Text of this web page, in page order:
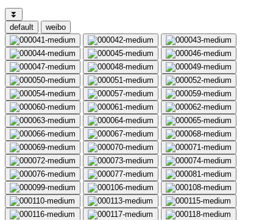
⏬
default
weibo